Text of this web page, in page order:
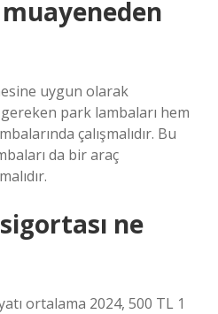
uygun olarak
park lambaları hem
çalışmalıdır. Bu
da bir araç
ne
ortalama 2024, 500 TL 1